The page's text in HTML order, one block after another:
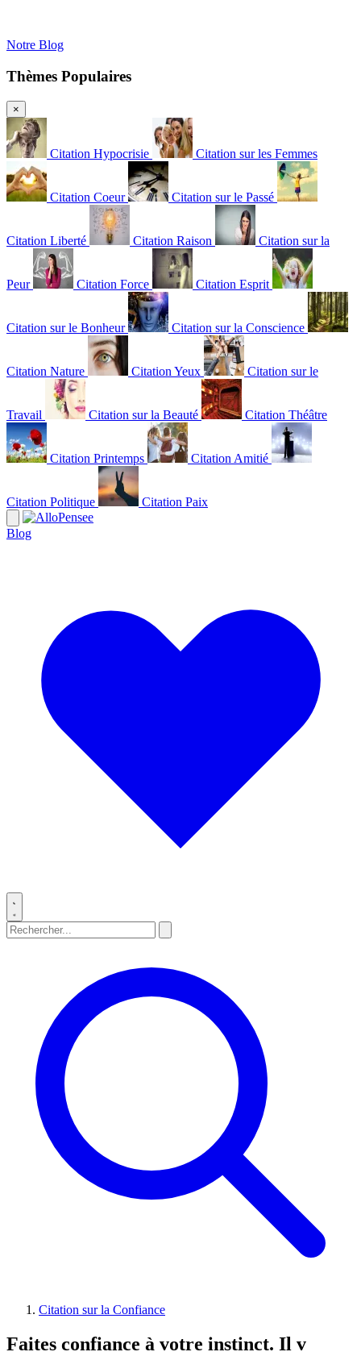
Notre Blog
Thèmes Populaires
×
Citation Hypocrisie Citation sur les Femmes
Citation Coeur Citation sur le Passé
Citation Liberté Citation Raison Citation sur la
Peur Citation Force Citation Esprit
Citation sur le Bonheur Citation sur la Conscience
Citation Nature Citation Yeux Citation sur le
Travail Citation sur la Beauté Citation Théâtre
Citation Printemps Citation Amitié
Citation Politique Citation Paix
Blog
Citation sur la Confiance
Faites confiance à votre instinct. Il v